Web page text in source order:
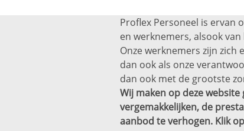
Proflex Personeel is ervan
en werknemers, alsook
Onze werknemers zijn
dan ook als onze
dan ook met de grootste
Wij maken op deze
vergemakkelijken, de
aanbod te verhogen. Klik op